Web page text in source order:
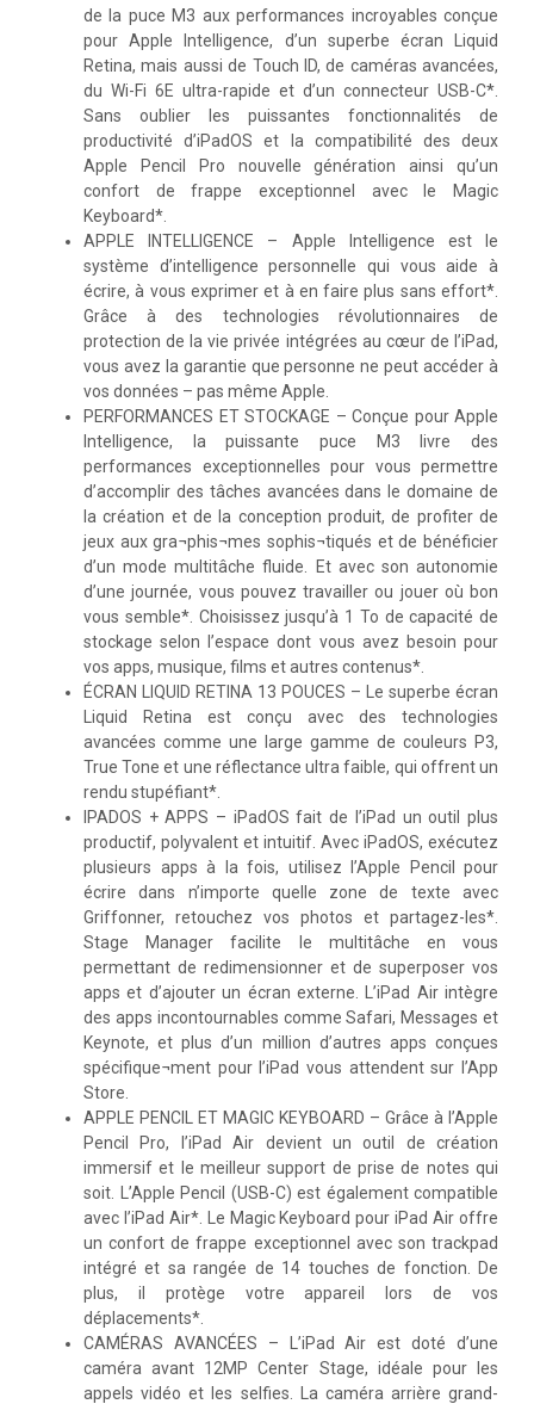
de la puce M3 aux performances incroyables conçue
pour Apple Intelligence, d’un superbe écran Liquid
Retina, mais aussi de Touch ID, de caméras avancées,
du Wi-Fi 6E ultra-rapide et d’un connecteur USB-C*.
Sans oublier les puissantes fonctionnalités de
productivité d’iPadOS et la compatibilité des deux
Apple Pencil Pro nouvelle génération ainsi qu’un
confort de frappe exceptionnel avec le Magic
Keyboard*.
APPLE INTELLIGENCE – Apple Intelligence est le
système d’intelligence personnelle qui vous aide à
écrire, à vous exprimer et à en faire plus sans effort*.
Grâce à des technologies révolutionnaires de
protection de la vie privée intégrées au cœur de l’iPad,
vous avez la garantie que personne ne peut accéder à
vos données – pas même Apple.
PERFORMANCES ET STOCKAGE – Conçue pour Apple
Intelligence, la puissante puce M3 livre des
performances exceptionnelles pour vous permettre
d’accomplir des tâches avancées dans le domaine de
la création et de la conception produit, de profiter de
jeux aux gra¬phis¬mes sophis¬tiqués et de bénéficier
d’un mode multitâche fluide. Et avec son autonomie
d’une journée, vous pouvez travailler ou jouer où bon
vous semble*. Choisissez jusqu’à 1 To de capacité de
stockage selon l’espace dont vous avez besoin pour
vos apps, musique, films et autres contenus*.
ÉCRAN LIQUID RETINA 13 POUCES – Le superbe écran
Liquid Retina est conçu avec des technologies
avancées comme une large gamme de couleurs P3,
True Tone et une réflectance ultra faible, qui offrent un
rendu stupéfiant*.
IPADOS + APPS – iPadOS fait de l’iPad un outil plus
productif, polyvalent et intuitif. Avec iPadOS, exécutez
plusieurs apps à la fois, utilisez l’Apple Pencil pour
écrire dans n’importe quelle zone de texte avec
Griffonner, retouchez vos photos et partagez-les*.
Stage Manager facilite le multitâche en vous
permettant de redimensionner et de superposer vos
apps et d’ajouter un écran externe. L’iPad Air intègre
des apps incontournables comme Safari, Messages et
Keynote, et plus d’un million d’autres apps conçues
spécifique¬ment pour l’iPad vous attendent sur l’App
Store.
APPLE PENCIL ET MAGIC KEYBOARD – Grâce à l’Apple
Pencil Pro, l’iPad Air devient un outil de création
immersif et le meilleur support de prise de notes qui
soit. L’Apple Pencil (USB-C) est également compatible
avec l’iPad Air*. Le Magic Keyboard pour iPad Air offre
un confort de frappe exceptionnel avec son trackpad
intégré et sa rangée de 14 touches de fonction. De
plus, il protège votre appareil lors de vos
déplacements*.
CAMÉRAS AVANCÉES – L’iPad Air est doté d’une
caméra avant 12MP Center Stage, idéale pour les
appels vidéo et les selfies. La caméra arrière grand-